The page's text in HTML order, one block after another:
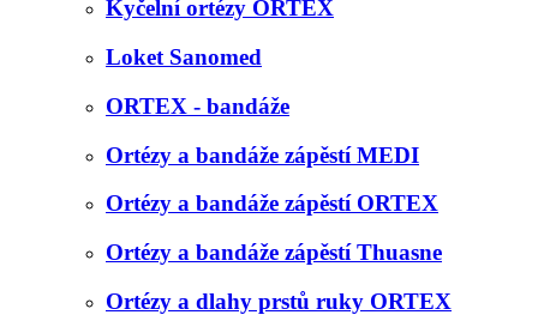
Kyčelní ortézy ORTEX
Loket Sanomed
ORTEX - bandáže
Ortézy a bandáže zápěstí MEDI
Ortézy a bandáže zápěstí ORTEX
Ortézy a bandáže zápěstí Thuasne
Ortézy a dlahy prstů ruky ORTEX